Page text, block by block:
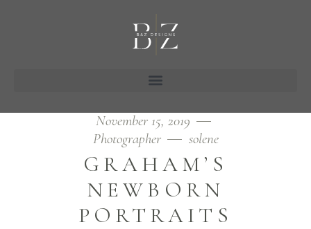
November 15, 2019
Photographer
solene
GRAHAM’S
NEWBORN
PORTRAITS